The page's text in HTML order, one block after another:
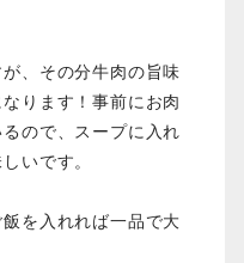
、その分牛肉の旨味
ります！事前にお肉
ので、スープに入れ
いです。
を入れれば一品で大